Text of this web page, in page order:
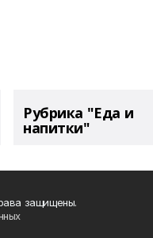
Рубрика "Еда и
напитки"
защищены.